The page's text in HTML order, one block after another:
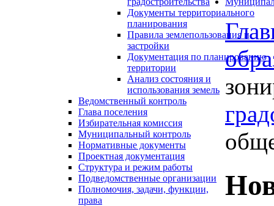
Документы территориального
планирования
Правила землепользования и
застройки
Документация по планированию
территории
Анализ состояния и
использования земель
Ведомственный контроль
Глава поселения
Избирательная комиссия
Муниципальный контроль
Нормативные документы
Проектная документация
Структура и режим работы
Подведомственные организации
Полномочия, задачи, функции,
права